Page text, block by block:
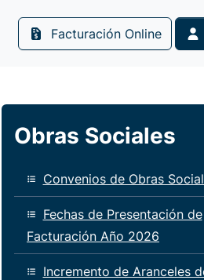
Facturación Online
Obras Sociales
Convenios de Obras
Fechas de Presentación de
Facturación Año 2026
Incremento de Aranceles